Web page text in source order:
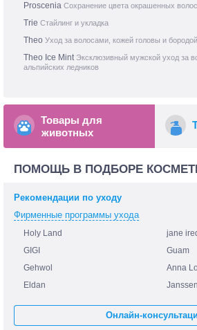
Proscenia Сохранение цвета окрашенных волос
Trie Стайлинг и укладка
Theo Уход за волосами, кожей головы и
Theo Ice Mint Эксклюзивный мужской уход за
альпийских ледников
Товары для
животных
ПОМОЩЬ В ПОДБОРЕ
Рекомендации по уходу
Фирменные программы ухода
Holy Land
jane
GIGI
Guam
Gehwol
Anna
Eldan
Онлайн-